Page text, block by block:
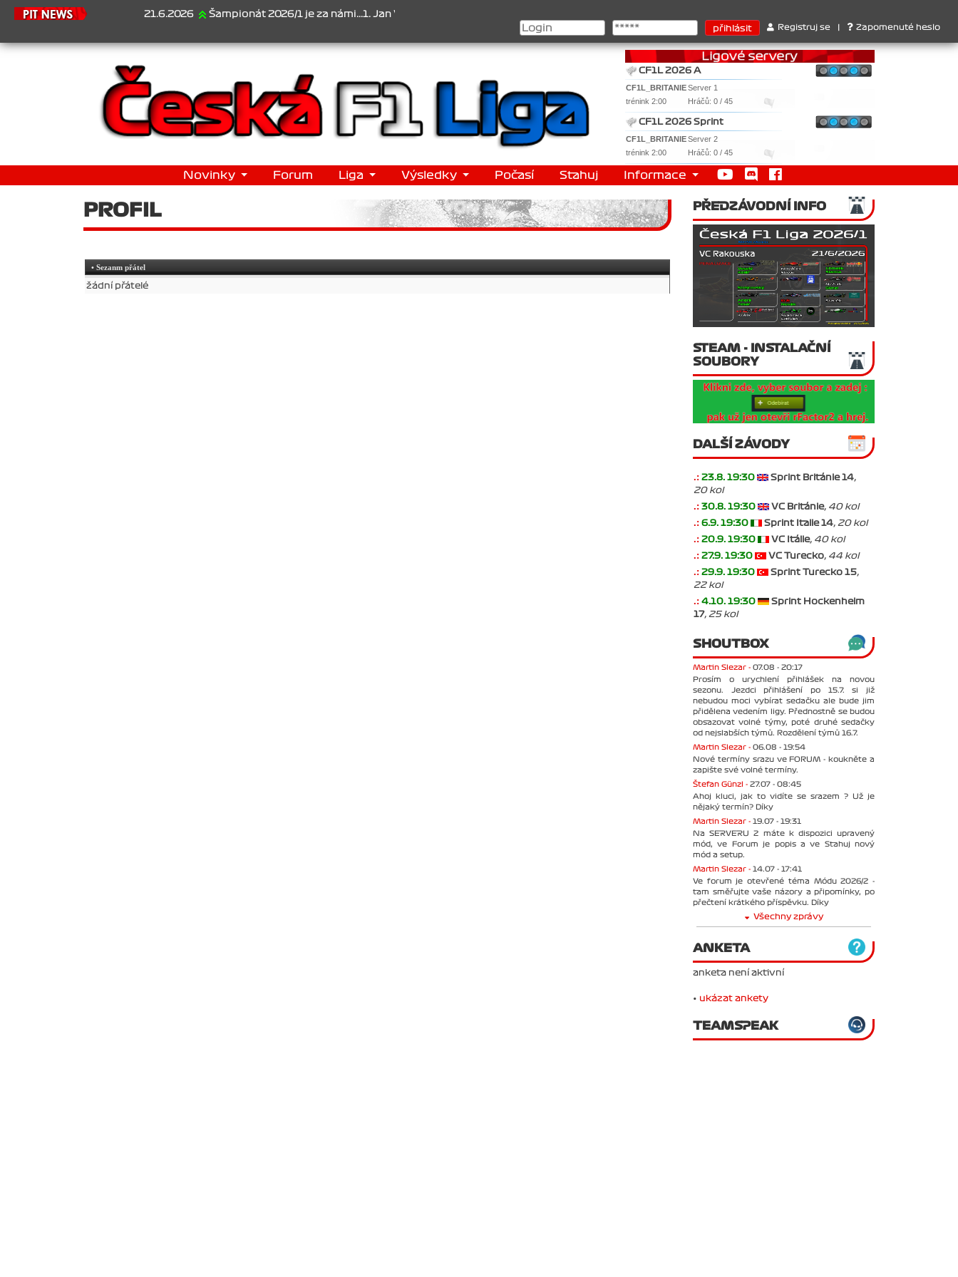
21.6.2026 Šampionát 2026/1 je za námi...1. Jan Veselý , 2. Jan Nováček , 3. Jakub Chmelík , Pohár konstruktérů : 1. Ferrari . 2. Williams , 3. RedBull ..... SprintCup - 1.
Registruj se Zapomenuté heslo
CF1L 2026 A
CF1L_BRITANIEServer 1
trénink 2:00
Hráčů: 0 / 45
CF1L 2026 Sprint
CF1L_BRITANIEServer 2
trénink 2:00
Hráčů: 0 / 45
Novinky Forum Liga Výsledky Počasí Stahuj Informace
PROFIL
• Sezanm přátel
žádní přátelé
PŘEDZÁVODNÍ INFO
STEAM - INSTALAČNÍ
SOUBORY
DALŠÍ ZÁVODY
.: 23.8. 19:30 Sprint Británie 14,
20 kol
.: 30.8. 19:30 VC Británie, 40 kol
.: 6.9. 19:30 Sprint Italie 14, 20 kol
.: 20.9. 19:30 VC Itálie, 40 kol
.: 27.9. 19:30 VC Turecko, 44 kol
.: 29.9. 19:30 Sprint Turecko 15,
22 kol
.: 4.10. 19:30
Sprint Hockenheim
17, 25 kol
SHOUTBOX
Martin Slezar - 07.08 - 20:17
Prosím o urychlení přihlášek na novou
sezonu. Jezdci přihlášení po 15.7. si již
nebudou moci vybírat sedačku ale bude jim
přidělena vedením ligy. Přednostně se budou
obsazovat volné týmy, poté druhé sedačky
od nejslabších týmů. Rozdělení týmů 16.7.
Martin Slezar - 06.08 - 19:54
Nové termíny srazu ve FORUM - koukněte a
zapište své volné termíny.
Štefan Günzl - 27.07 - 08:45
Ahoj kluci, jak to vidíte se srazem ? Už je
nějaký termín? Díky
Martin Slezar - 19.07 - 19:31
Na SERVERU 2 máte k dispozici upravený
mód, ve Forum je popis a ve Stahuj nový
mód a setup.
Martin Slezar - 14.07 - 17:41
Ve forum je otevřené téma Módu 2026/2 -
tam směřujte vaše názory a připomínky, po
přečtení krátkého příspěvku. Díky
Všechny zprávy
ANKETA
anketa není aktivní
• ukázat ankety
TEAMSPEAK